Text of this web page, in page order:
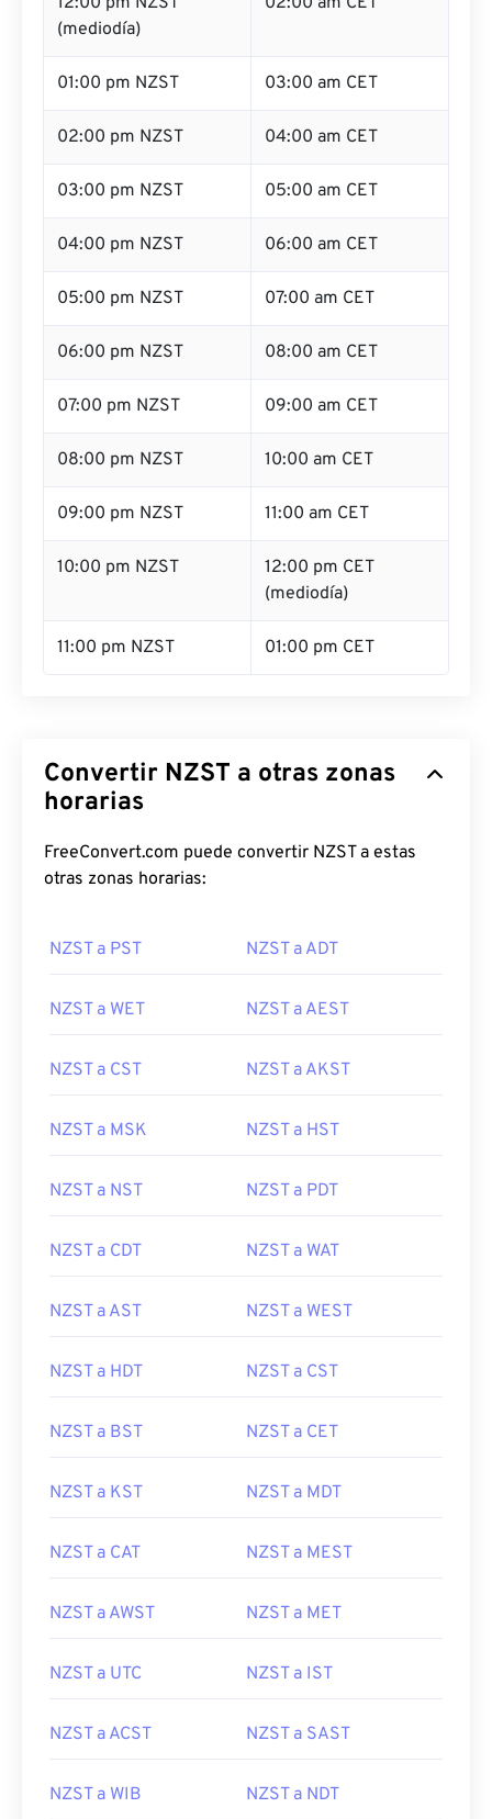
(mediodía)
01:00 pm NZST 03:00 am CET
02:00 pm NZST 04:00 am CET
03:00 pm NZST 05:00 am CET
04:00 pm NZST 06:00 am CET
05:00 pm NZST 07:00 am CET
06:00 pm NZST 08:00 am CET
07:00 pm NZST 09:00 am CET
08:00 pm NZST 10:00 am CET
09:00 pm NZST 11:00 am CET
10:00 pm NZST
12:00 pm CET
(mediodía)
11:00 pm NZST 01:00 pm CET
Convertir NZST a otras zonas
horarias
FreeConvert.com puede convertir NZST a estas
otras zonas horarias:
NZST a PST NZST a ADT
NZST a WET NZST a AEST
NZST a CST NZST a AKST
NZST a MSK NZST a HST
NZST a NST NZST a PDT
NZST a CDT NZST a WAT
NZST a AST NZST a WEST
NZST a HDT NZST a CST
NZST a BST NZST a CET
NZST a KST NZST a MDT
NZST a CAT NZST a MEST
NZST a AWST NZST a MET
NZST a UTC NZST a IST
NZST a ACST NZST a SAST
NZST a WIB NZST a NDT